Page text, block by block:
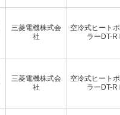
三菱電機株式会
社
空冷式ヒート
ラーDT-
三菱電機株式会
社
空冷式ヒート
ラーDT-